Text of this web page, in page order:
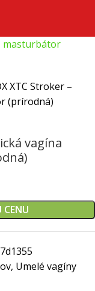
XTC Stroker –
(prírodná)
vagína
CENU
Umelé vagíny